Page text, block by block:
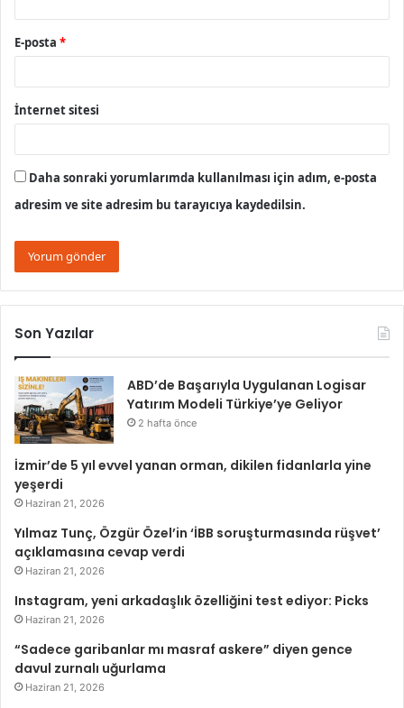
E-posta *
İnternet sitesi
Daha sonraki yorumlarımda kullanılması için adım, e-posta
adresim ve site adresim bu tarayıcıya kaydedilsin.
Son Yazılar
ABD’de Başarıyla Uygulanan Logisar
Yatırım Modeli Türkiye’ye Geliyor
2 hafta önce
İzmir’de 5 yıl evvel yanan orman, dikilen fidanlarla yine
yeşerdi
Haziran 21, 2026
Yılmaz Tunç, Özgür Özel’in ‘İBB soruşturmasında rüşvet’
açıklamasına cevap verdi
Haziran 21, 2026
Instagram, yeni arkadaşlık özelliğini test ediyor: Picks
Haziran 21, 2026
“Sadece garibanlar mı masraf askere” diyen gence
davul zurnalı uğurlama
Haziran 21, 2026